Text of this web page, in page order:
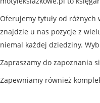
Oferujemy tytuły od
znajdzie u nas pozycje z
niemal każdej dziedziny.
Zapraszamy do zapoznania
Zapewniamy również